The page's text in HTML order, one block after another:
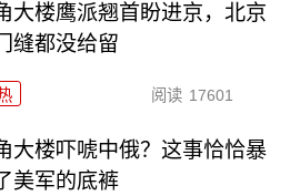
大楼鹰派翘首盼进京，北京
缝都没给留
阅读 17601
大楼吓唬中俄？这事恰恰暴
美军的底裤